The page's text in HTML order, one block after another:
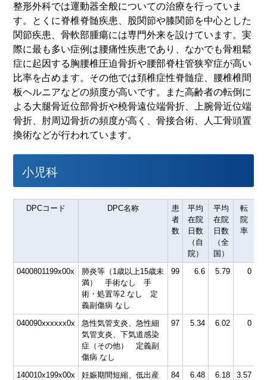
整形外科では運動器全般についての治療を行っていま
す。とくに脊椎脊髄疾患、股関節や膝関節を中心とした
関節疾患、骨軟部腫瘍には専門外来を設けています。実
際に最も多い症例は腰痛性疾患であり、なかでも骨粗鬆
症に起因する胸腰椎圧迫骨折や腰部脊柱管狭窄症が高い
比率を占めます。その他では頚椎症性脊髄症、腰椎椎間
板ヘルニアなどの頻度が高いです。また高齢者の転倒に
よる大腿骨近位部骨折や橈骨遠位端骨折、上腕骨近位端
骨折、肘周辺骨折の頻度が高く、骨接合術、人工骨頭置
換術などが行われています。
小児科
DPCコード DPC名称
患
者
数
平均
在院
日数
（自
院）
平均
在院
日数
（全
国）
転
院
率
0400801199x00x
肺炎等（1歳以上15歳未
満） 手術なし 手
術・処置等2 なし 定
義副傷病 なし
99 6.6 5.79 0
040090xxxxxx0x
急性気管支炎、急性細
気管支炎、下気道感染
症（その他） 定義副
傷病 なし
97 5.34 6.02 0
140010x199x00x
妊娠期間短縮、低出産
84 6.48 6.18 3.57